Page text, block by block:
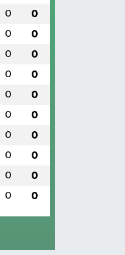
0 0
0 0
0 0
0 0
0 0
0 0
0 0
0 0
0 0
0 0